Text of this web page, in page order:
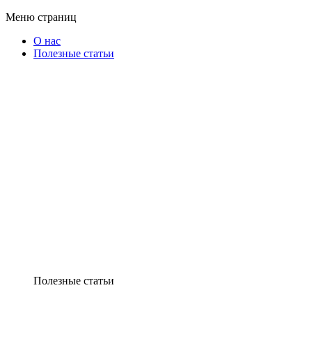
Меню страниц
О нас
Полезные статьи
Полезные статьи